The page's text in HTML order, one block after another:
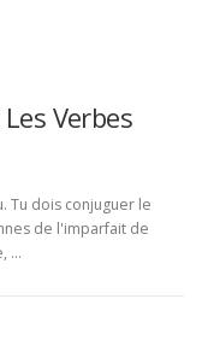
Verbes
Tu dois conjuguer le
de l'imparfait de
…